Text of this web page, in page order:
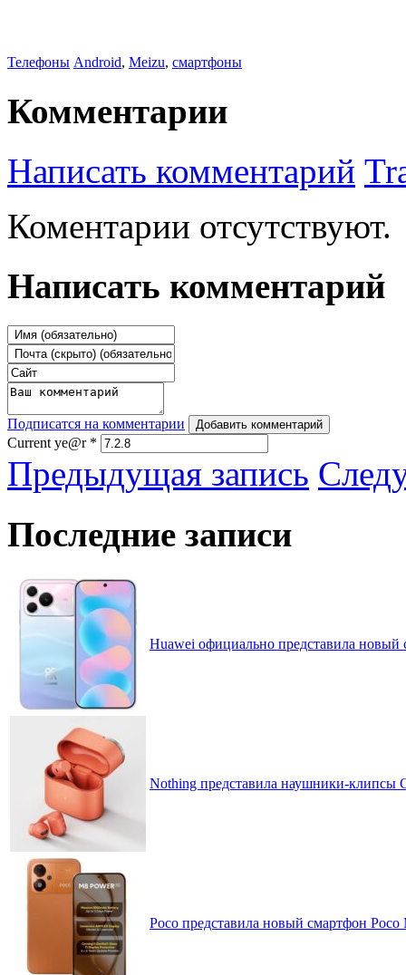
Телефоны Android, Meizu, смартфоны
Комментарии
Написать комментарий
Коментарии отсутствуют.
Написать комментарий
Подписатся на комментарии Добавить комментарий
Current ye@r *
Предыдущая запись
Последние записи
Huawei официально представила
Nothing представила наушники-клипсы
Poco представила новый смартфон